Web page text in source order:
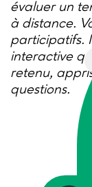
évaluer un
à distance.
participatifs.
interactive
retenu,
questions.